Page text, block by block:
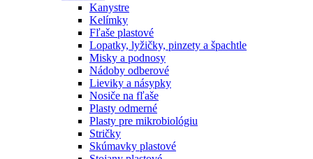
Kanystre
Kelímky
Fľaše plastové
Lopatky, lyžičky, pinzety a špachtle
Misky a podnosy
Nádoby odberové
Lieviky a násypky
Nosiče na fľaše
Plasty odmerné
Plasty pre mikrobiológiu
Stričky
Skúmavky plastové